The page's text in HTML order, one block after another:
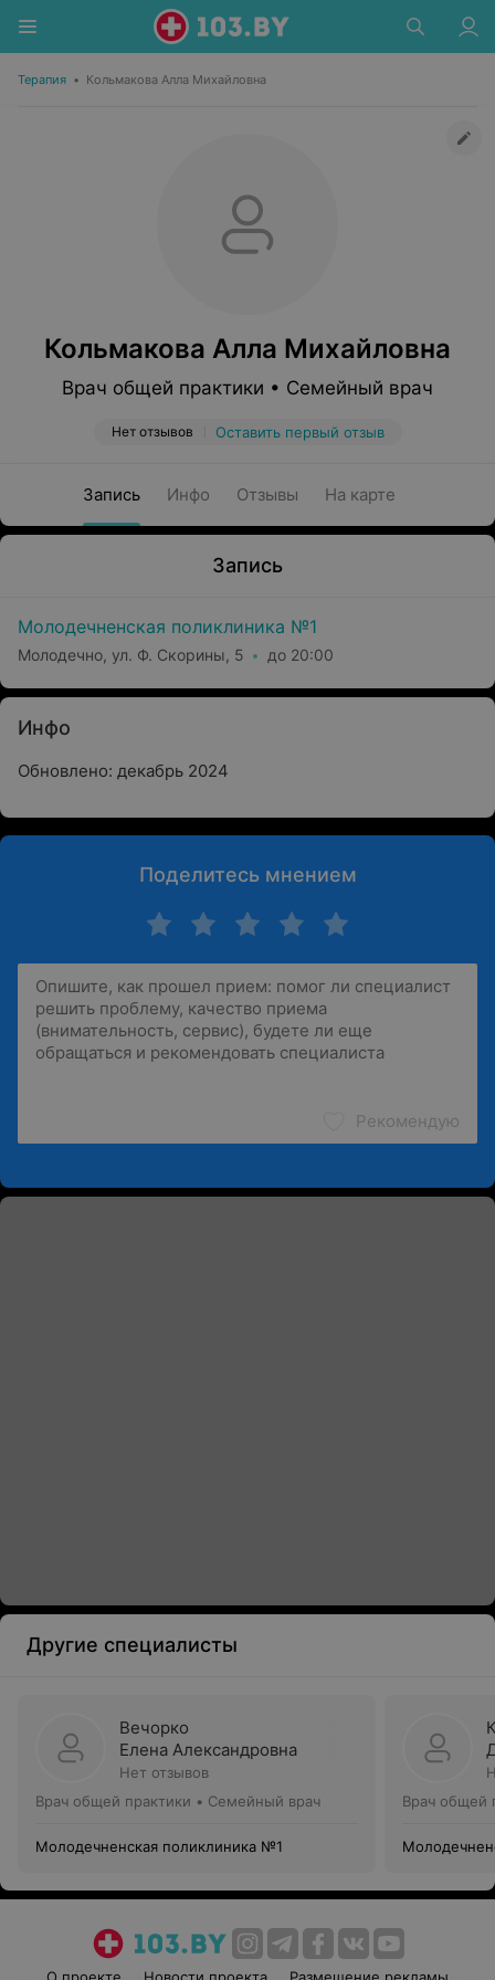
Терапия • Кольмакова Алла Михайловна
Кольмакова Алла Михайловна
Врач общей практики • Семейный врач
Нет отзывов Оставить первый отзыв
Запись Инфо Отзывы На карте
Запись
Молодечненская поликлиника №1
Молодечно, ул. Ф. Скорины, 5 до 20:00
Инфо
Обновлено: декабрь 2024
Поделитесь мнением
Рекомендую
Другие специалисты
Вечорко
Елена Александровна
Нет отзывов
Врач общей практики • Семейный врач
Молодечненская поликлиника №1
Врач общей